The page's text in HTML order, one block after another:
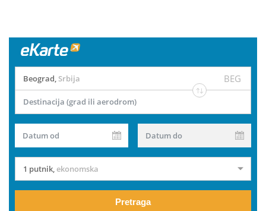
Beograd Srbija BEG
Destinacija (grad ili aerodrom)
Datum od Datum do
1 putnik ekonomska
Pretraga